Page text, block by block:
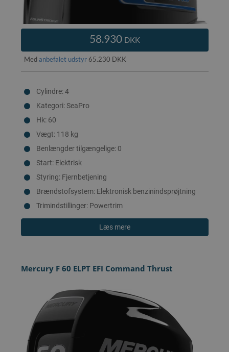
58.930 DKK
Med anbefalet udstyr65.230 DKK
Cylindre: 4
Kategori: SeaPro
Hk: 60
Vægt: 118 kg
Benlængder tilgængelige: 0
Start: Elektrisk
Styring: Fjernbetjening
Brændstofsystem: Elektronisk benzinindsprøjtning
Trimindstillinger: Powertrim
Læs mere
Mercury F 60 ELPT EFI Command Thrust